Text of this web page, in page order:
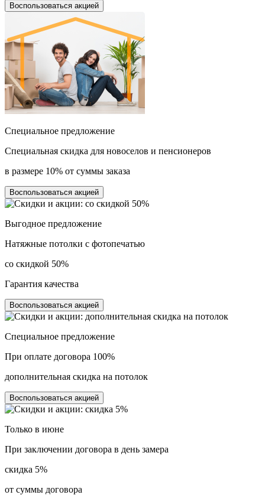
Воспользоваться акцией
Специальное предложение
Специальная скидка для новоселов и пенсионеров
в размере 10% от суммы заказа
Воспользоваться акцией
Выгодное предложение
Натяжные потолки с фотопечатью
со скидкой 50%
Гарантия качества
Воспользоваться акцией
Специальное предложение
При оплате договора 100%
дополнительная скидка на потолок
Воспользоваться акцией
Только в июне
При заключении договора в день замера
скидка 5%
от суммы договора